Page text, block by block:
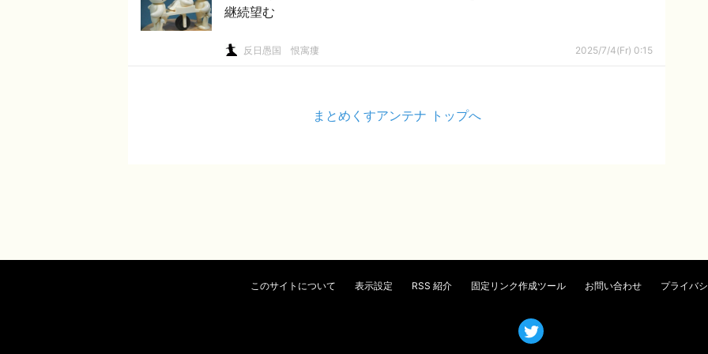
継続望む
反日愚国 恨寓瘻 2025/7/4(Fr) 0:15
まとめくすアンテナ トップへ
このサイトについて 表示設定 RSS 紹介 固定リンク作成ツール お問い合わせ プライバ